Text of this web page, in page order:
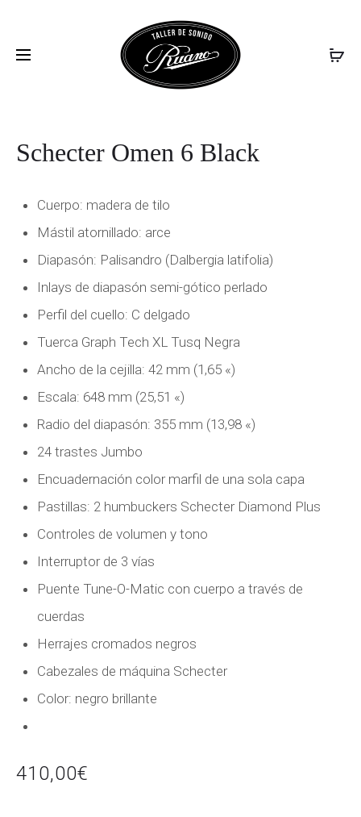
DEMON
OMEN
EXTREME
Guitarras eléctricas
Omen 6 Black
Schecter Omen 6 Black
Cuerpo: madera de tilo
Mástil atornillado: arce
Diapasón: Palisandro (Dalbergia latifolia)
Inlays de diapasón semi-gótico perlado
Perfil del cuello: C delgado
Tuerca Graph Tech XL Tusq Negra
Ancho de la cejilla: 42 mm (1,65 «)
Escala: 648 mm (25,51 «)
Radio del diapasón: 355 mm (13,98 «)
24 trastes Jumbo
Encuadernación color marfil de una sola capa
Pastillas: 2 humbuckers Schecter Diamond Plus
Controles de volumen y tono
Interruptor de 3 vías
Puente Tune-O-Matic con cuerpo a través de
cuerdas
Herrajes cromados negros
Cabezales de máquina Schecter
Color: negro brillante
410,00€